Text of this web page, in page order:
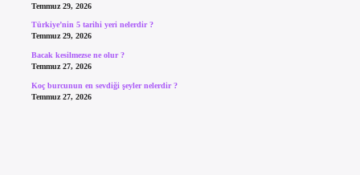
Temmuz 29, 2026
Türkiye’nin 5 tarihi yeri nelerdir ?
Temmuz 29, 2026
Bacak kesilmezse ne olur ?
Temmuz 27, 2026
Koç burcunun en sevdiği şeyler nelerdir ?
Temmuz 27, 2026